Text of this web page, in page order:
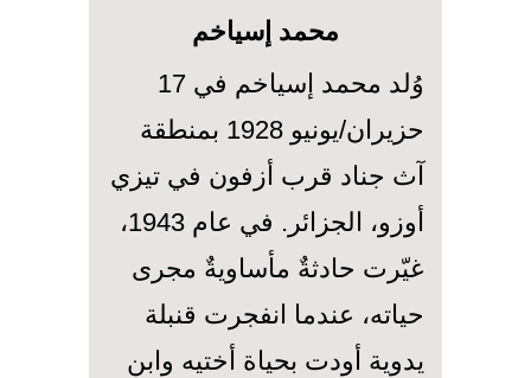
محمد إسياخم
وُلد محمد إسياخم في 17
حزيران/يونيو 1928 بمنطقة
آث جناد قرب أزفون في تيزي
أوزو، الجزائر. في عام 1943،
غيّرت حادثةٌ مأساويةٌ مجرى
حياته، عندما انفجرت قنبلة
يدوية أودت بحياة أختيه وابن